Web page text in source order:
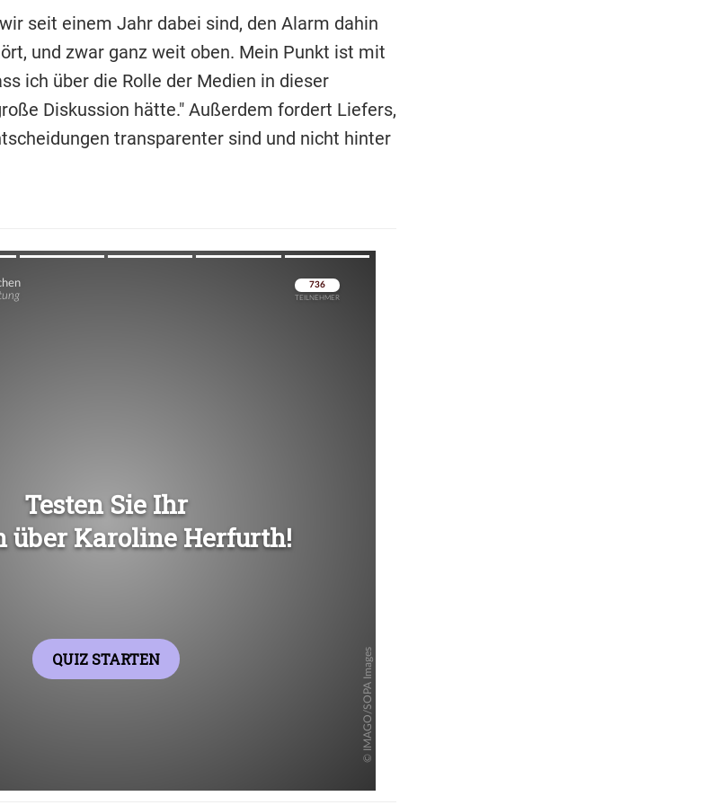
seit einem Jahr dabei sind, den Alarm dahin
und zwar ganz weit oben. Mein Punkt ist mit
ich über die Rolle der Medien in dieser
Diskussion hätte." Außerdem fordert Liefers,
transparenter sind und nicht hinter
Überspringen